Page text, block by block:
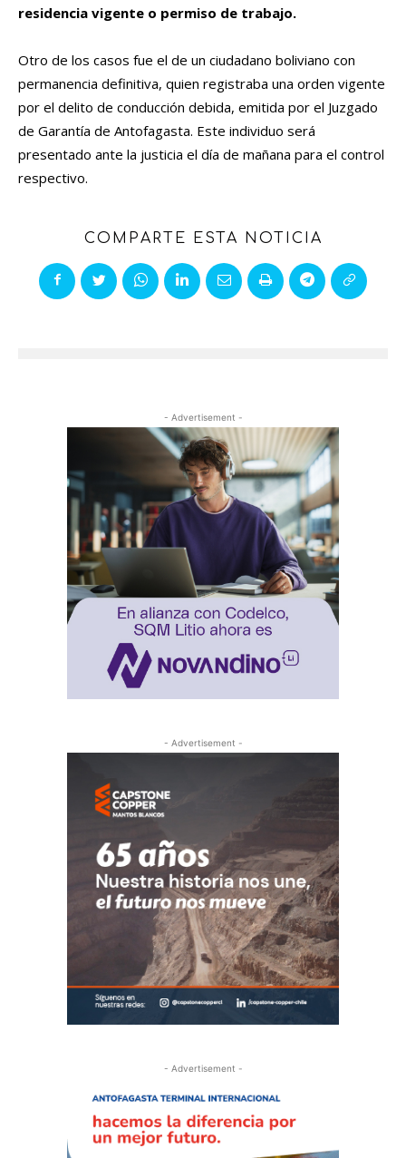
residencia vigente o permiso de trabajo.
Otro de los casos fue el de un ciudadano boliviano con
permanencia definitiva, quien registraba una orden vigente
por el delito de conducción debida, emitida por el Juzgado
de Garantía de Antofagasta. Este individuo será
presentado ante la justicia el día de mañana para el control
respectivo.
COMPARTE ESTA NOTICIA
- Advertisement -
- Advertisement -
- Advertisement -